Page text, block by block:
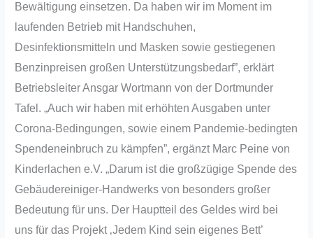
Bewältigung einsetzen. Da haben wir im Moment im
laufenden Betrieb mit Handschuhen,
Desinfektionsmitteln und Masken sowie gestiegenen
Benzinpreisen großen Unterstützungsbedarf”, erklärt
Betriebsleiter Ansgar Wortmann von der Dortmunder
Tafel. „Auch wir haben mit erhöhten Ausgaben unter
Corona-Bedingungen, sowie einem Pandemie-bedingten
Spendeneinbruch zu kämpfen”, ergänzt Marc Peine von
Kinderlachen e.V. „Darum ist die großzügige Spende des
Gebäudereiniger-Handwerks von besonders großer
Bedeutung für uns. Der Hauptteil des Geldes wird bei
uns für das Projekt ‚Jedem Kind sein eigenes Bett’